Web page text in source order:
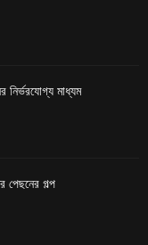
নির্ভরযোগ্য মাধ্যম
পেছনের গল্প